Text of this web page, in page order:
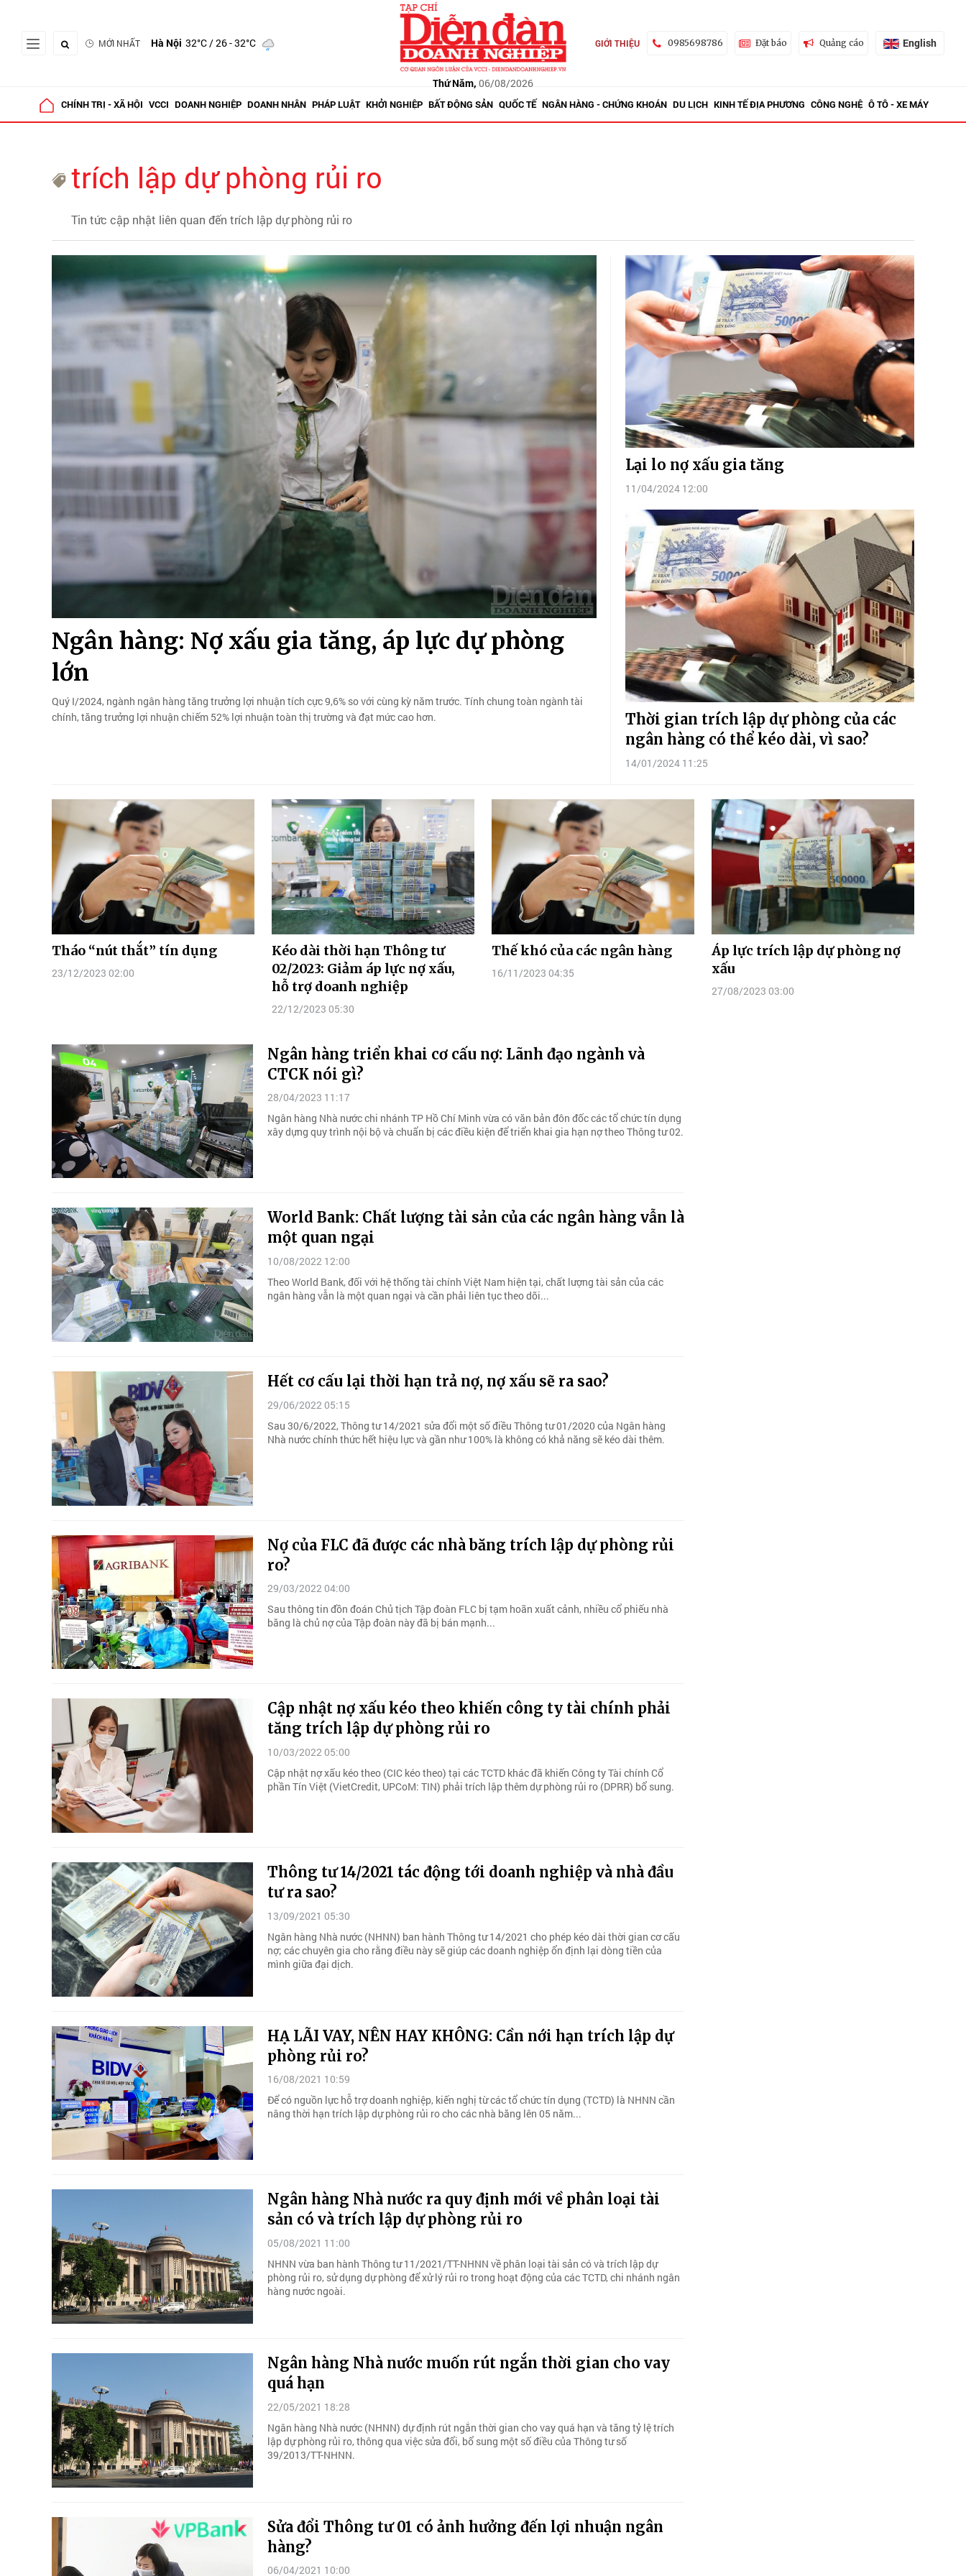
MỚI NHẤT Hà Nội 32°C/ 26 - 32°C
Thứ Năm, 06/08/2026
GIỚI THIỆU 0985698786 Đặt báo Quảng cáo English
CHÍNH TRỊ - XÃ HỘI VCCI DOANH NGHIỆP DOANH NHÂN PHÁP LUẬT KHỞI NGHIỆP BẤT ĐỘNG SẢN QUỐC TẾ NGÂN HÀNG - CHỨNG KHOÁN DU LỊCH KINH TẾ ĐỊA PHƯƠNG CÔNG NGHỆ Ô TÔ - XE MÁY
trích lập dự phòng rủi ro
Tin tức cập nhật liên quan đến trích lập dự phòng rủi ro
Ngân hàng: Nợ xấu gia tăng, áp lực dự phòng
lớn
Quý I/2024, ngành ngân hàng tăng trưởng lợi nhuận tích cực 9,6% so với cùng kỳ năm trước. Tính chung toàn ngành tài
chính, tăng trưởng lợi nhuận chiếm 52% lợi nhuận toàn thị trường và đạt mức cao hơn.
Lại lo nợ xấu gia tăng
11/04/2024 12:00
Thời gian trích lập dự phòng của các
ngân hàng có thể kéo dài, vì sao?
14/01/2024 11:25
Tháo “nút thắt” tín dụng
23/12/2023 02:00
Kéo dài thời hạn Thông tư
02/2023: Giảm áp lực nợ xấu,
hỗ trợ doanh nghiệp
22/12/2023 05:30
Thế khó của các ngân hàng
16/11/2023 04:35
Áp lực trích lập dự phòng nợ
xấu
27/08/2023 03:00
Ngân hàng triển khai cơ cấu nợ: Lãnh đạo ngành và
CTCK nói gì?
28/04/2023 11:17
Ngân hàng Nhà nước chi nhánh TP Hồ Chí Minh vừa có văn bản đôn đốc các tổ chức tín dụng
xây dựng quy trình nội bộ và chuẩn bị các điều kiện để triển khai gia hạn nợ theo Thông tư 02.
World Bank: Chất lượng tài sản của các ngân hàng vẫn là
một quan ngại
10/08/2022 12:00
Theo World Bank, đối với hệ thống tài chính Việt Nam hiện tại, chất lượng tài sản của các
ngân hàng vẫn là một quan ngại và cần phải liên tục theo dõi...
Hết cơ cấu lại thời hạn trả nợ, nợ xấu sẽ ra sao?
29/06/2022 05:15
Sau 30/6/2022, Thông tư 14/2021 sửa đổi một số điều Thông tư 01/2020 của Ngân hàng
Nhà nước chính thức hết hiệu lực và gần như 100% là không có khả năng sẽ kéo dài thêm.
Nợ của FLC đã được các nhà băng trích lập dự phòng rủi
ro?
29/03/2022 04:00
Sau thông tin đồn đoán Chủ tịch Tập đoàn FLC bị tạm hoãn xuất cảnh, nhiều cổ phiếu nhà
băng là chủ nợ của Tập đoàn này đã bị bán mạnh...
Cập nhật nợ xấu kéo theo khiến công ty tài chính phải
tăng trích lập dự phòng rủi ro
10/03/2022 05:00
Cập nhật nợ xấu kéo theo (CIC kéo theo) tại các TCTD khác đã khiến Công ty Tài chính Cổ
phần Tín Việt (VietCredit, UPCoM: TIN) phải trích lập thêm dự phòng rủi ro (DPRR) bổ sung.
Thông tư 14/2021 tác động tới doanh nghiệp và nhà đầu
tư ra sao?
13/09/2021 05:30
Ngân hàng Nhà nước (NHNN) ban hành Thông tư 14/2021 cho phép kéo dài thời gian cơ cấu
nợ; các chuyên gia cho rằng điều này sẽ giúp các doanh nghiệp ổn định lại dòng tiền của
mình giữa đại dịch.
HẠ LÃI VAY, NÊN HAY KHÔNG: Cần nới hạn trích lập dự
phòng rủi ro?
16/08/2021 10:59
Để có nguồn lực hỗ trợ doanh nghiệp, kiến nghị từ các tổ chức tín dụng (TCTD) là NHNN cần
nâng thời hạn trích lập dự phòng rủi ro cho các nhà băng lên 05 năm...
Ngân hàng Nhà nước ra quy định mới về phân loại tài
sản có và trích lập dự phòng rủi ro
05/08/2021 11:00
NHNN vừa ban hành Thông tư 11/2021/TT-NHNN về phân loại tài sản có và trích lập dự
phòng rủi ro, sử dụng dự phòng để xử lý rủi ro trong hoạt động của các TCTD, chi nhánh ngân
hàng nước ngoài.
Ngân hàng Nhà nước muốn rút ngắn thời gian cho vay
quá hạn
22/05/2021 18:28
Ngân hàng Nhà nước (NHNN) dự định rút ngắn thời gian cho vay quá hạn và tăng tỷ lệ trích
lập dự phòng rủi ro, thông qua việc sửa đổi, bổ sung một số điều của Thông tư số
39/2013/TT-NHNN.
Sửa đổi Thông tư 01 có ảnh hưởng đến lợi nhuận ngân
hàng?
06/04/2021 10:00